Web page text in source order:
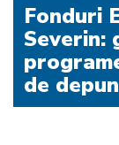
Fonduri
Severin:
de